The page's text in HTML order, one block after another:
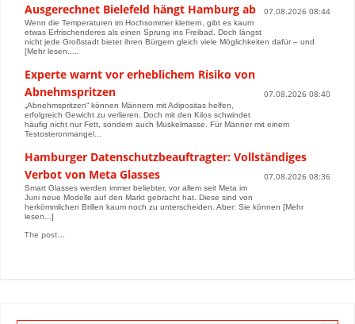
Ausgerechnet Bielefeld hängt Hamburg ab 07.08.2026 08:44
Wenn die Temperaturen im Hochsommer klettern, gibt es kaum
etwas Erfrischenderes als einen Sprung ins Freibad. Doch längst
nicht jede Großstadt bietet ihren Bürgern gleich viele Möglichkeiten dafür – und
[Mehr lesen.....
Experte warnt vor erheblichem Risiko von
Abnehmspritzen
07.08.2026 08:40
„Abnehmspritzen“ können Männern mit Adipositas helfen,
erfolgreich Gewicht zu verlieren. Doch mit den Kilos schwindet
häufig nicht nur Fett, sondern auch Muskelmasse. Für Männer mit einem
Testosteronmangel...
Hamburger Datenschutzbeauftragter: Vollständiges
Verbot von Meta Glasses
07.08.2026 08:36
Smart Glasses werden immer beliebter, vor allem seit Meta im
Juni neue Modelle auf den Markt gebracht hat. Diese sind von
herkömmlichen Brillen kaum noch zu unterscheiden. Aber: Sie können [Mehr
lesen...]
The post...